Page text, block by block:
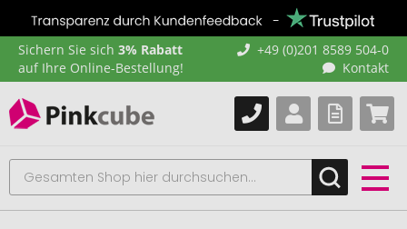
Sichern Sie sich 3% Rabatt
auf Ihre Online-Bestellung!
+49 (0)201 8589 504-0
Kontakt